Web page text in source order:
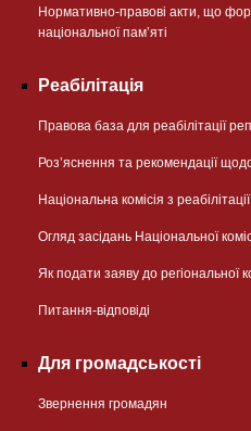
Нормативно-правові акти, що
національної памʼяті
Реабілітація
Правова база для реабілітації
Розʼяснення та рекомендації щодо
Національна комісія з реабілітації
Огляд засідань Національної
Як подати заяву до регіональної
Питання-відповіді
Для громадськості
Звернення громадян